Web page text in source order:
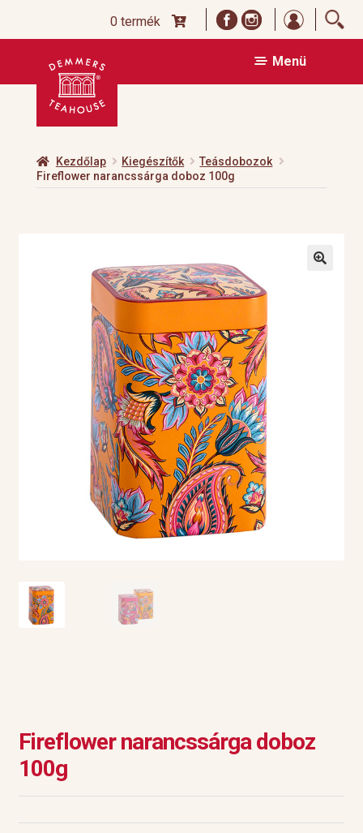
0 termék
Ugrás
navigációhoz
Kilépés
tartalomba
Menü
Kezdőlap Kiegészítők
Teásdobozok
Fireflower narancssárga doboz 100g
Fireflower narancssárga doboz
100g